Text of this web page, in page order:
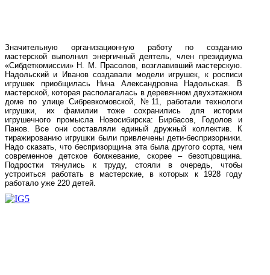
Значительную организационную работу по созданию
мастерской выполнил энергичный деятель, член президиума
«Сибдеткомиссии» Н. М. Прасолов, возглавивший мастерскую.
Надольский и Иванов создавали модели игрушек, к росписи
игрушек приобщилась Нина Александровна Надольская. В
мастерской, которая располагалась в деревянном двухэтажном
доме по улице Сибревкомовской, №11, работали технологи
игрушки, их фамилии тоже сохранились для истории
игрушечного промысла Новосибирска: Бирбасов, Годолов и
Панов. Все они составляли единый дружный коллектив. К
тиражированию игрушки были привлечены дети-беспризорники.
Надо сказать, что беспризорщина эта была другого сорта, чем
современное детское бомжевание, скорее – безотцовщина.
Подростки тянулись к труду, стояли в очередь, чтобы
устроиться работать в мастерские, в которых к 1928 году
работало уже 220 детей.